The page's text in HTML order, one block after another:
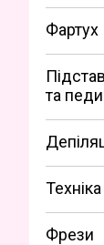
Фартух
та
Фрези